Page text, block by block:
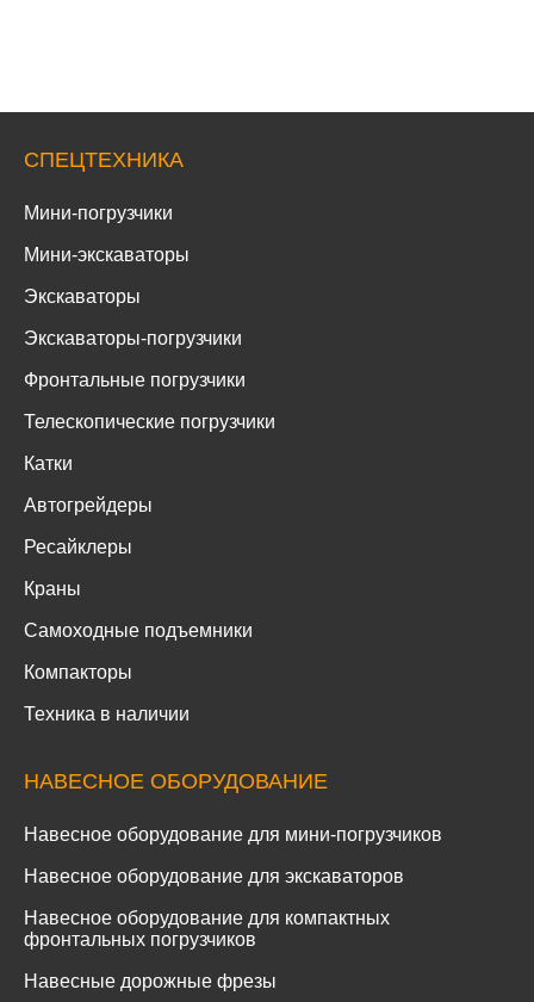
СПЕЦТЕХНИКА
Мини-погрузчики
Мини-экскаваторы
Экскаваторы
Экскаваторы-погрузчики
Фронтальные погрузчики
Телескопические погрузчики
Катки
Автогрейдеры
Ресайклеры
Краны
Самоходные подъемники
Компакторы
Техника в наличии
НАВЕСНОЕ ОБОРУДОВАНИЕ
Навесное оборудование для мини-погрузчиков
Навесное оборудование для экскаваторов
Навесное оборудование для компактных
фронтальных погрузчиков
Навесные дорожные фрезы